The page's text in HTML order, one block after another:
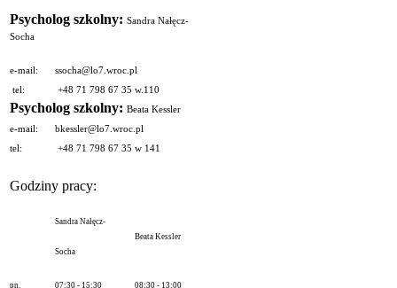
Psycholog szkolny: Sandra Nałęcz-
Socha
e-mail:
ssocha@lo7.wroc.pl
tel:
+48 71 798 67 35 w.110
Psycholog szkolny: Beata Kessler
e-mail:
bkessler@lo7.wroc.pl
tel:
+48 71 798 67 35 w 141
Godziny pracy:
Sandra Nałęcz-
Socha
Beata Kessler
pn. 07:30 - 15:30 08:30 - 13:00